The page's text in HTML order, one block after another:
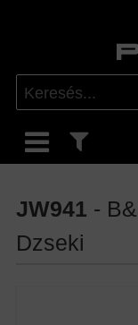
JW941 -
Dzseki